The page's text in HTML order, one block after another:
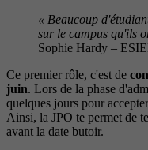
« Beaucoup
sur le campus qu'ils
Sophie Hardy –
Ce premier rôle, c'est de
juin. Lors de la phase
quelques jours pour
Ainsi, la JPO te permet de
avant la date butoir.